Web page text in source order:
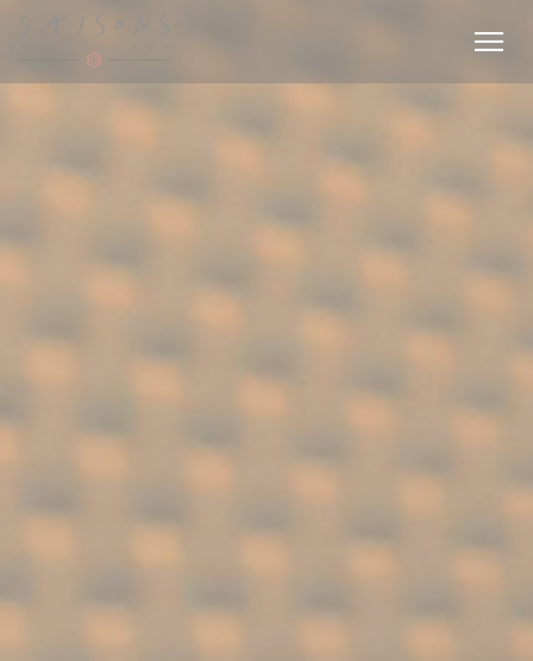
Personalizzazione delle tue scelte sui cookie